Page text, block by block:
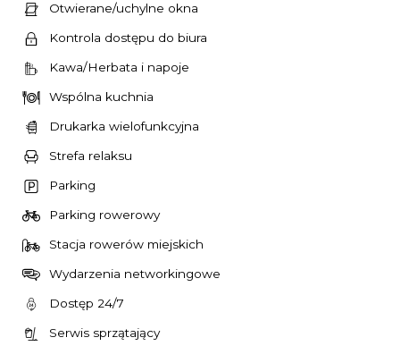
Otwierane/uchylne okna
Kontrola dostępu do biura
Kawa/Herbata i napoje
Wspólna kuchnia
Drukarka wielofunkcyjna
Strefa relaksu
Parking
Parking rowerowy
Stacja rowerów miejskich
Wydarzenia networkingowe
Dostęp 24/7
Serwis sprzątający